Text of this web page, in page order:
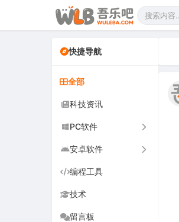
快捷导航
全部
科技资讯
PC软件
办公软件
网络软件
音频视频
安卓软件
手机软件
车机软件
编程工具
技术
留言板